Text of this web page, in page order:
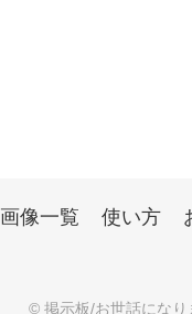
画像一覧 使い方
© 掲示板/お世話になり